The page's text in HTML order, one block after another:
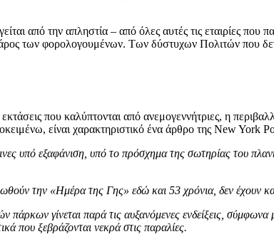
από την απληστία – από όλες αυτές τις εταιρίες που
βάρος των φορολογουμένων. Των δύστυχων Πολιτών που
που καλύπτονται από ανεμογεννήτριες, η
είναι χαρακτηριστικό ένα άρθρο της New York
υπό εξαφάνιση, υπό το πρόσχημα της σωτηρίας του
την «Ημέρα της Γης» εδώ και 53 χρόνια, δεν έχουν
γίνεται παρά τις αυξανόμενες ενδείξεις, σύμφωνα
που ξεβράζονται νεκρά στις παραλίες.